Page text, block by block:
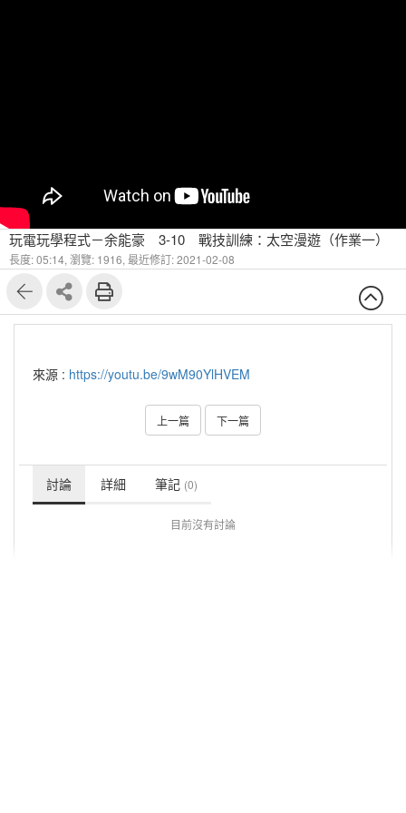
玩電玩學程式－余能豪 3-10 戰技訓練：太空漫遊（作業一）
長度: 05:14, 瀏覽: 1916, 最近修訂: 2021-02-08
來源 : https://youtu.be/9wM90YlHVEM
上一篇 下一篇
討論 詳細 筆記 (0)
目前沒有討論